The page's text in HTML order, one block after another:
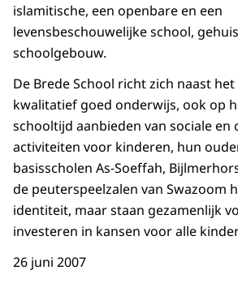
islamitische, een openbare en een
levensbeschouwelijke school,
schoolgebouw.
De Brede School richt zich naast het
kwalitatief goed onderwijs, ook op
schooltijd aanbieden van sociale en
activiteiten voor kinderen, hun
basisscholen As-Soeffah,
de peuterspeelzalen van Swazoom
identiteit, maar staan gezamenlijk
investeren in kansen voor alle
26 juni 2007